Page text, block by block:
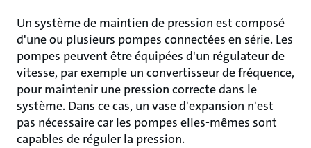
Un système de maintien de pression est composé
d'une ou plusieurs pompes connectées en série. Les
pompes peuvent être équipées d'un régulateur de
vitesse, par exemple un convertisseur de fréquence,
pour maintenir une pression correcte dans le
système. Dans ce cas, un vase d'expansion n'est
pas nécessaire car les pompes elles-mêmes sont
capables de réguler la pression.